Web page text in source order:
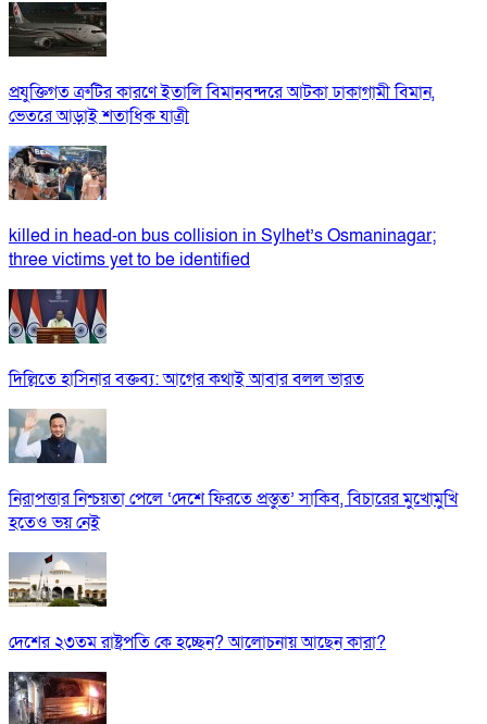
প্রযুক্তিগত ত্রুটির কারণে ইতালি বিমানবন্দরে আটকা ঢাকাগামী বিমান,
ভেতরে আড়াই শতাধিক যাত্রী
killed in head-on bus collision in Sylhet’s Osmaninagar;
three victims yet to be identified
দিল্লিতে হাসিনার বক্তব্য: আগের কথাই আবার বলল ভারত
নিরাপত্তার নিশ্চয়তা পেলে ‘দেশে ফিরতে প্রস্তুত’ সাকিব, বিচারের মুখোমুখি
হতেও ভয় নেই
দেশের ২৩তম রাষ্ট্রপতি কে হচ্ছেন? আলোচনায় আছেন কারা?